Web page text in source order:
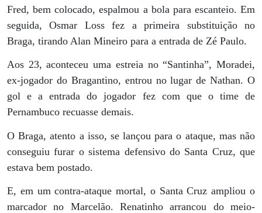
Fred, bem colocado, espalmou a bola para escanteio. Em
seguida, Osmar Loss fez a primeira substituição no
Braga, tirando Alan Mineiro para a entrada de Zé Paulo.
Aos 23, aconteceu uma estreia no “Santinha”, Moradei,
ex-jogador do Bragantino, entrou no lugar de Nathan. O
gol e a entrada do jogador fez com que o time de
Pernambuco recuasse demais.
O Braga, atento a isso, se lançou para o ataque, mas não
conseguiu furar o sistema defensivo do Santa Cruz, que
estava bem postado.
E, em um contra-ataque mortal, o Santa Cruz ampliou o
marcador no Marcelão. Renatinho arrancou do meio-